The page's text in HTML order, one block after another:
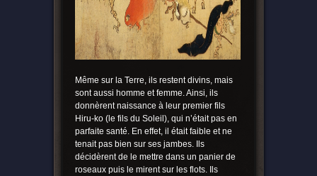
Même sur la Terre, ils restent divins, mais
sont aussi homme et femme. Ainsi, ils
donnèrent naissance à leur premier fils
Hiru-ko (le fils du Soleil), qui n’était pas en
parfaite santé. En effet, il était faible et ne
tenait pas bien sur ses jambes. Ils
décidèrent de le mettre dans un panier de
roseaux puis le mirent sur les flots. Ils